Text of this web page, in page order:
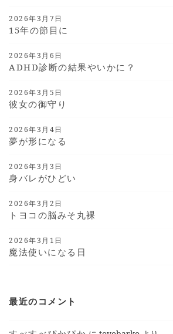
2026年3月7日
15年の節目に
2026年3月6日
ADHD診断の結果やいかに？
2026年3月5日
彼女の御守り
2026年3月4日
夢が形になる
2026年3月3日
身バレがひどい
2026年3月2日
トヨコの脳みそ丸裸
2026年3月1日
魔法使いになる日
最近のコメント